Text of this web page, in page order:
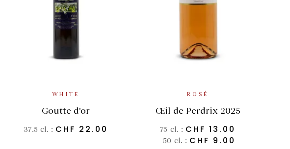
ADD TO BASKET
WHITE
Goutte d'or
37.5 cl. : CHF 22.00
SELECT OPTIONS
ROSÉ
Œil de Perdrix 2025
75 cl. : CHF 13.00
50 cl. : CHF 9.00